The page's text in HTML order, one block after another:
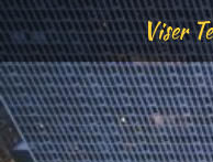
Viser